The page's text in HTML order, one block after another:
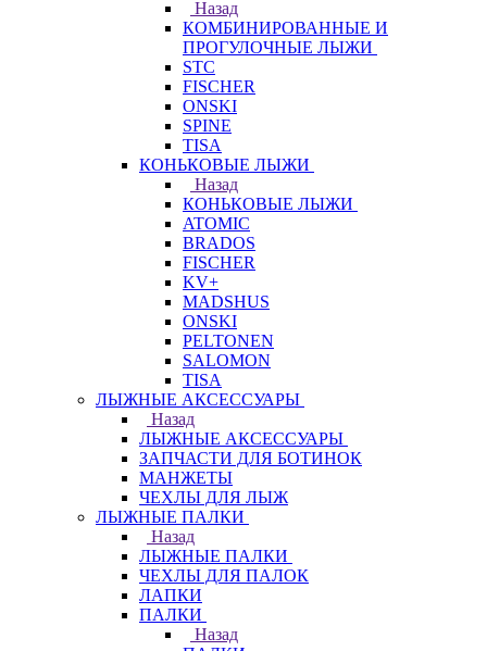
Назад
КОМБИНИРОВАННЫЕ И
ПРОГУЛОЧНЫЕ ЛЫЖИ
STC
FISCHER
ONSKI
SPINE
TISA
КОНЬКОВЫЕ ЛЫЖИ
Назад
КОНЬКОВЫЕ ЛЫЖИ
ATOMIC
BRADOS
FISCHER
KV+
MADSHUS
ONSKI
PELTONEN
SALOMON
TISA
ЛЫЖНЫЕ АКСЕССУАРЫ
Назад
ЛЫЖНЫЕ АКСЕССУАРЫ
ЗАПЧАСТИ ДЛЯ БОТИНОК
МАНЖЕТЫ
ЧЕХЛЫ ДЛЯ ЛЫЖ
ЛЫЖНЫЕ ПАЛКИ
Назад
ЛЫЖНЫЕ ПАЛКИ
ЧЕХЛЫ ДЛЯ ПАЛОК
ЛАПКИ
ПАЛКИ
Назад